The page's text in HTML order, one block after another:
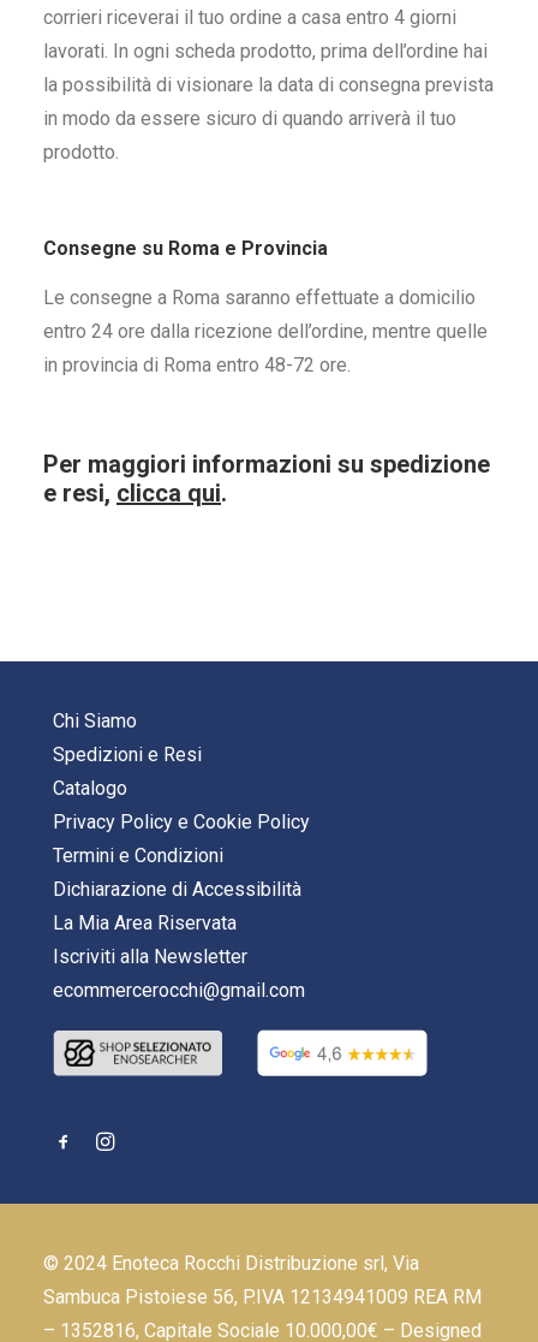
corrieri riceverai il tuo ordine a casa entro 4 giorni
lavorati. In ogni scheda prodotto, prima dell’ordine hai
la possibilità di visionare la data di consegna prevista
in modo da essere sicuro di quando arriverà il tuo
prodotto.
Consegne su Roma e Provincia
Le consegne a Roma saranno effettuate a domicilio
entro 24 ore dalla ricezione dell’ordine, mentre quelle
in provincia di Roma entro 48-72 ore.
Per maggiori informazioni su spedizione
e resi, clicca qui.
Chi Siamo
Spedizioni e Resi
Catalogo
Privacy Policy e Cookie Policy
Termini e Condizioni
Dichiarazione di Accessibilità
La Mia Area Riservata
Iscriviti alla Newsletter
ecommercerocchi@gmail.com
© 2024 Enoteca Rocchi Distribuzione srl, Via
Sambuca Pistoiese 56, P.IVA 12134941009 REA RM
– 1352816, Capitale Sociale 10.000,00€ – Designed